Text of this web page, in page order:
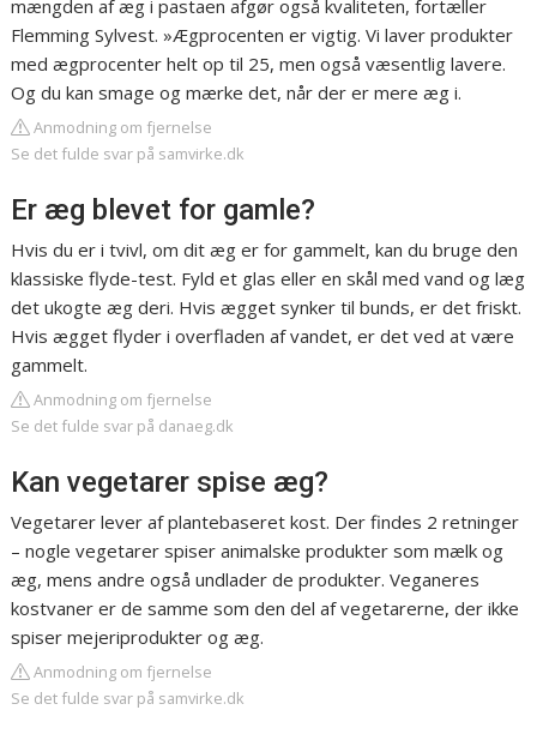
mængden af æg i pastaen afgør også kvaliteten, fortæller
Flemming Sylvest. »Ægprocenten er vigtig. Vi laver produkter
med ægprocenter helt op til 25, men også væsentlig lavere.
Og du kan smage og mærke det, når der er mere æg i.
Anmodning om fjernelse
Se det fulde svar på samvirke.dk
Er æg blevet for gamle?
Hvis du er i tvivl, om dit æg er for gammelt, kan du bruge den
klassiske flyde-test. Fyld et glas eller en skål med vand og læg
det ukogte æg deri. Hvis ægget synker til bunds, er det friskt.
Hvis ægget flyder i overfladen af vandet, er det ved at være
gammelt.
Anmodning om fjernelse
Se det fulde svar på danaeg.dk
Kan vegetarer spise æg?
Vegetarer lever af plantebaseret kost. Der findes 2 retninger
– nogle vegetarer spiser animalske produkter som mælk og
æg, mens andre også undlader de produkter. Veganeres
kostvaner er de samme som den del af vegetarerne, der ikke
spiser mejeriprodukter og æg.
Anmodning om fjernelse
Se det fulde svar på samvirke.dk